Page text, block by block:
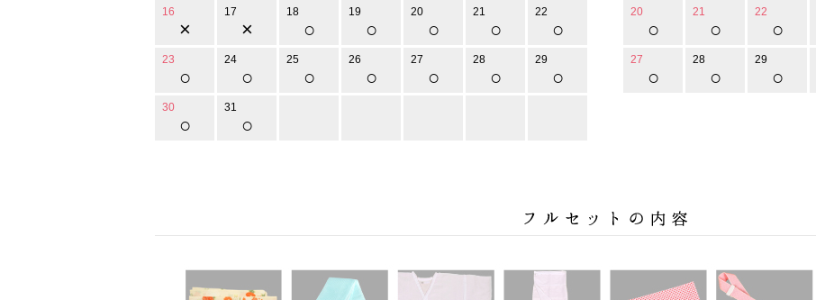
16
×
17
×
18
○
19
○
20
○
21
○
22
○
23
○
24
○
25
○
26
○
27
○
28
○
29
○
30
○
31
○
20
○
21
○
22
○
27
○
28
○
29
○